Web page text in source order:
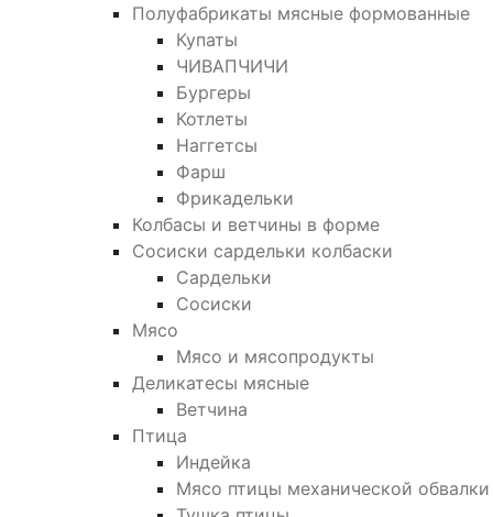
Полуфабрикаты мясные формованные
Купаты
ЧИВАПЧИЧИ
Бургеры
Котлеты
Наггетсы
Фарш
Фрикадельки
Колбасы и ветчины в форме
Сосиски сардельки колбаски
Сардельки
Сосиски
Мясо
Мясо и мясопродукты
Деликатесы мясные
Ветчина
Птица
Индейка
Мясо птицы механической обвалки